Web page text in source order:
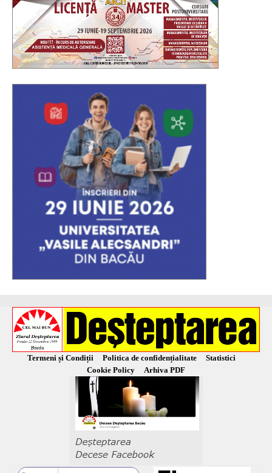
Termeni și Condiții Politica de confidențialitate
Statistici
Cookie Policy
Arhiva PDF